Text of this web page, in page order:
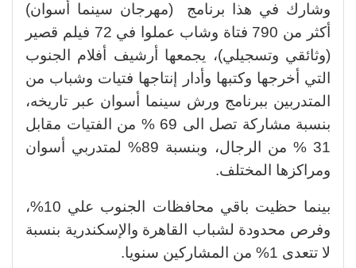
وشارك في هذا برنامج (مهرجان سينما أسوان)
أكثر من 790 فتاة وشاب عملوا في 72 فيلم قصير
(وثائقي وتسجيلي)، يجمعها أرشيف أفلام الجنوب
التي أخرجها وكتبها وأدار إنتاجها فتيات وشباب من
المتدربين ببرنامج ورش سينما أسوان عبر تاريخه،
بنسبة مشاركة تصل الى 69 % من الفتيات مقابل
31 % من الرجال، وبنسبة 89% لمتدربي أسوان
ومراكزها المختلف.
بينما حظيت باقي محافظات الجنوب علي 10%؜،
وفرص محدودة لشباب القاهرة والإسكندرية بنسبة
لا تتعدى 1% من المشاركين سنويا.